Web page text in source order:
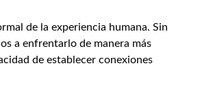
de la experiencia humana. Sin
a enfrentarlo de manera más
de establecer conexiones